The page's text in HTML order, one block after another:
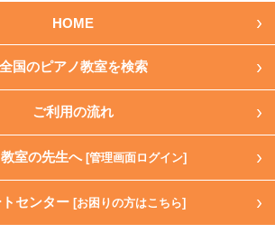
HOME
全国のピアノ教室を検索
ご利用の流れ
室の先生へ [管理画面ログイン]
センター [お困りの方はこちら]